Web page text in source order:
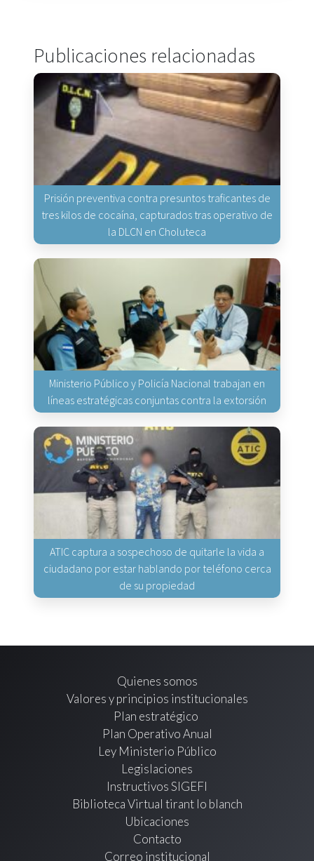
Publicaciones relacionadas
Prisión preventiva contra presuntos traficantes de
tres kilos de cocaína, capturados tras operativo de
la DLCN en Choluteca
Ministerio Público y Policía Nacional trabajan en
líneas estratégicas conjuntas contra la extorsión
ATIC captura a sospechoso de quitarle la vida a
ciudadano por estar hablando por teléfono cerca
de su propiedad
Quienes somos
Valores y principios institucionales
Plan estratégico
Plan Operativo Anual
Ley Ministerio Público
Legislaciones
Instructivos SIGEFI
Biblioteca Virtual tirant lo blanch
Ubicaciones
Contacto
Correo institucional